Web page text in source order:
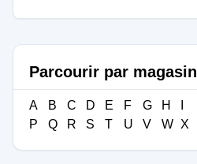
Parcourir par magasin
A B C D E F G H
P
Q R S T U V W X